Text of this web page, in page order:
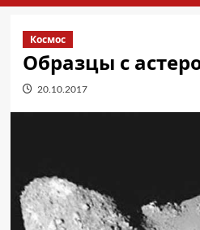
Космос
Образцы с
20.10.2017